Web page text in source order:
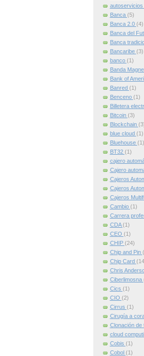
autoservicios
Banca (5)
Banca 2.0 (4)
Banca del
Banca
Bancaribe (3)
banco (1)
Banda
Bank of
Banred (1)
Benceno (1)
Billetera
Bitcoin (3)
Blockchain
blue cloud (1)
Bluehouse (1)
BT32 (1)
cajero
Cajero
Cajeros
Cajeros
Cajeros
Cambio (1)
Carrera
CDA(1)
CEO (1)
CHIP (24)
Chip and Pin
Chip Card
Chris
Ciberlimosna
Cics (1)
CIO (2)
Cirrus (1)
Cirugía a
Clonación de
cloud
Cobis (1)
Cobol (1)